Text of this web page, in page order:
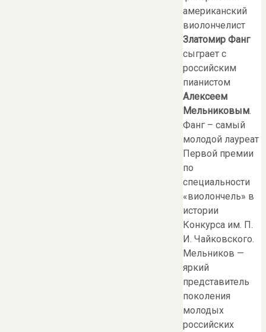
американский
виолончелист
Златомир Фанг
сыграет с
российским
пианистом
Алексеем
Мельниковым.
Фанг – самый
молодой лауреат
Первой премии
по
специальности
«виолончель» в
истории
Конкурса им. П.
И. Чайковского.
Мельников —
яркий
представитель
поколения
молодых
российских